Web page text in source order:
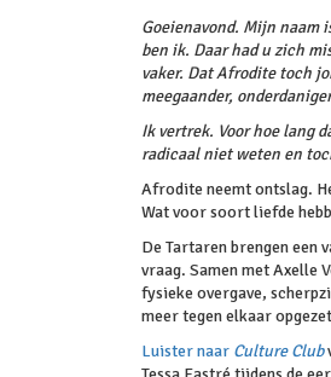
Goeienavond. Mijn naam
ben ik. Daar had u zich
vaker. Dat Afrodite toch
meegaander,
Ik vertrek. Voor hoe lang
radicaal niet weten en
Afrodite neemt ontslag.
Wat voor soort liefde
De Tartaren brengen een
vraag. Samen met Axelle
fysieke overgave,
meer tegen elkaar
Luister naar Culture Club